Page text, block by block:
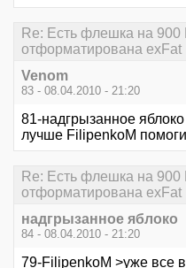
Re: Есть флешка на 900
отформатирована exFat
Venom
83 - 08.04.2010 - 21:20
81-надгрызанное
лучше FilipenkoM
Re: Есть флешка на 900
отформатирована exFat
надгрызанное яблоко
84 - 08.04.2010 - 21:20
79-FilipenkoM >уже все